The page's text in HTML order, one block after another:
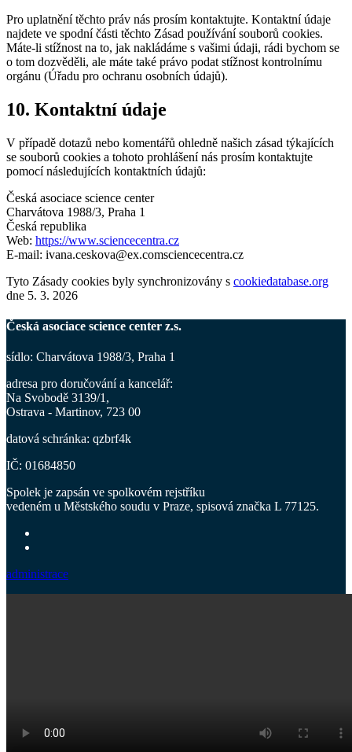
Pro uplatnění těchto práv nás prosím kontaktujte. Kontaktní údaje
najdete ve spodní části těchto Zásad používání souborů cookies.
Máte-li stížnost na to, jak nakládáme s vašimi údaji, rádi bychom se
o tom dozvěděli, ale máte také právo podat stížnost kontrolnímu
orgánu (Úřadu pro ochranu osobních údajů).
10. Kontaktní údaje
V případě dotazů nebo komentářů ohledně našich zásad týkajících
se souborů cookies a tohoto prohlášení nás prosím kontaktujte
pomocí následujících kontaktních údajů:
Česká asociace science center
Charvátova 1988/3, Praha 1
Česká republika
Web: https://www.sciencecentra.cz
E-mail: ivana.ceskova@ex.comsciencecentra.cz
Tyto Zásady cookies byly synchronizovány s cookiedatabase.org
dne 5. 3. 2026
Česká asociace science center z.s.
sídlo: Charvátova 1988/3, Praha 1
adresa pro doručování a kancelář:
Na Svobodě 3139/1,
Ostrava - Martinov, 723 00
datová schránka: qzbrf4k
IČ: 01684850
Spolek je zapsán ve spolkovém rejstříku
vedeném u Městského soudu v Praze, spisová značka L 77125.
administrace